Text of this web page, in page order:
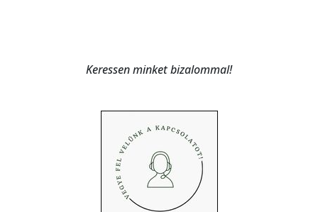
Keressen minket bizalommal!